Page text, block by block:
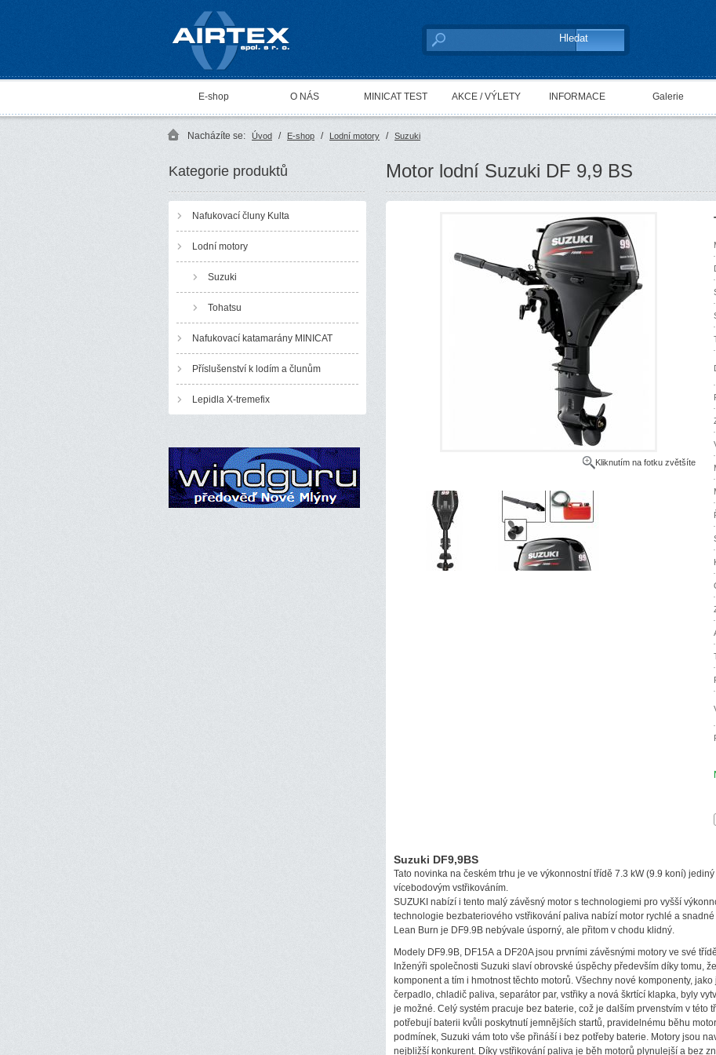
AIRTEX spol. s r. o.
E-shop O NÁS MINICAT TEST AKCE / VÝLETY INFORMACE Galerie
Nacházíte se: Úvod / E-shop / Lodní motory / Suzuki
Kategorie produktů
Nafukovací čluny Kulta
Lodní motory
Suzuki
Tohatsu
Nafukovací katamarány MINICAT
Příslušenství k lodím a člunům
Lepidla X-tremefix
Motor lodní Suzuki DF 9,9 BS
Kliknutím na fotku zvětšíte
Suzuki DF9,9BS
Tato novinka na českém trhu je ve výkonnostní třídě 7.3 kW (9.9 koní)
vícebodovým vstřikováním.
SUZUKI nabízí i tento malý závěsný motor s technologiemi pro vyšší
technologie bezbateriového vstřikování paliva nabízí motor rychlé a
Lean Burn je DF9.9B nebývale úsporný, ale přitom v chodu klidný.
Modely DF9.9B, DF15A a DF20A jsou prvními závěsnými motory ve své
Inženýři společnosti Suzuki slaví obrovské úspěchy především díky tomu,
komponent a tím i hmotnost těchto motorů. Všechny nové komponenty,
čerpadlo, chladič paliva, separátor par, vstřiky a nová škrtící klapka, byly
je možné. Celý systém pracuje bez baterie, což je dalším prvenstvím v této
potřebují baterii kvůli poskytnutí jemnějších startů, pravidelnému běhu
podmínek, Suzuki vám toto vše přináší i bez potřeby baterie. Motory jsou
nejbližší konkurent. Díky vstřikování paliva je běh motorů plynulejší a bez